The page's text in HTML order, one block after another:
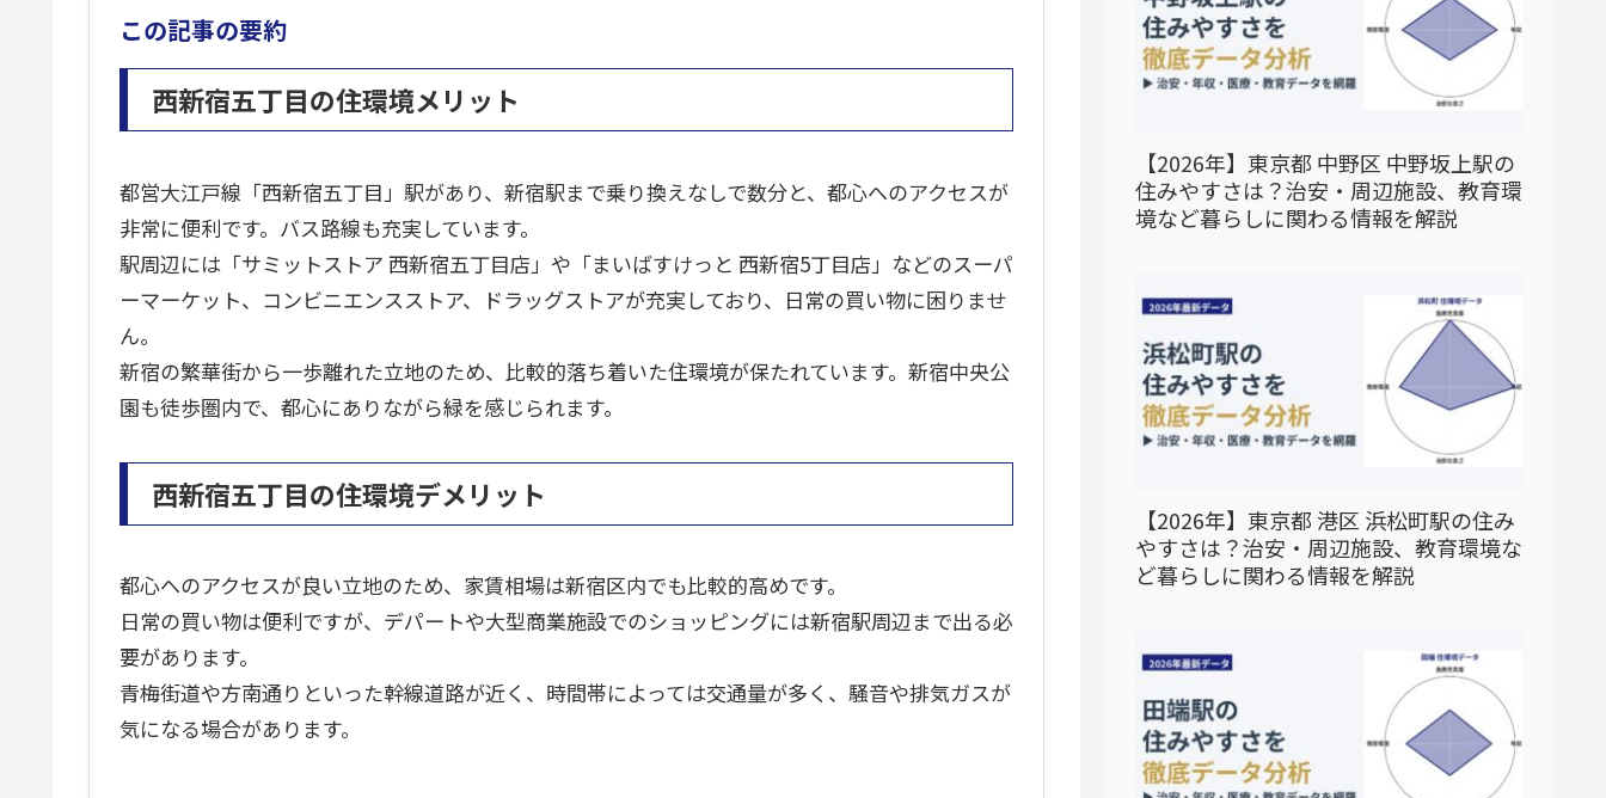
この記事の要約
西新宿五丁目の住環境メリット
都営大江戸線「西新宿五丁目」駅があり、新宿駅まで乗り換えなしで数分と、都心へのアクセスが
非常に便利です。バス路線も充実しています。
駅周辺には「サミットストア 西新宿五丁目店」や「まいばすけっと 西新宿5丁目店」などのスーパ
ーマーケット、コンビニエンスストア、ドラッグストアが充実しており、日常の買い物に困りませ
ん。
新宿の繁華街から一歩離れた立地のため、比較的落ち着いた住環境が保たれています。新宿中央公
園も徒歩圏内で、都心にありながら緑を感じられます。
西新宿五丁目の住環境デメリット
都心へのアクセスが良い立地のため、家賃相場は新宿区内でも比較的高めです。
日常の買い物は便利ですが、デパートや大型商業施設でのショッピングには新宿駅周辺まで出る必
要があります。
青梅街道や方南通りといった幹線道路が近く、時間帯によっては交通量が多く、騒音や排気ガスが
気になる場合があります。
【2026年】東京都 中野区 中野坂上駅の
住みやすさは？治安・周辺施設、教育環
境など暮らしに関わる情報を解説
【2026年】東京都 港区 浜松町駅の住み
やすさは？治安・周辺施設、教育環境な
ど暮らしに関わる情報を解説